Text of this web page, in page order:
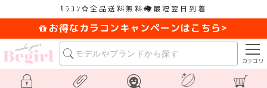
ｶﾗｺﾝ 全品送料無料 最短翌日到着
お得なカラコンキャンペーンはこちら>
カテゴリ